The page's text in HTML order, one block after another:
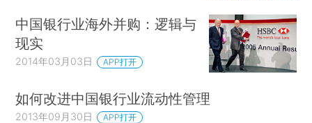
中国银行业海外并购：逻辑与
现实
2014年03月03日 APP打开
如何改进中国银行业流动性管理
2013年09月30日 APP打开